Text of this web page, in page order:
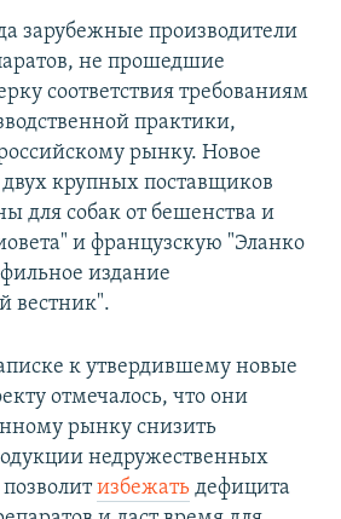
зарубежные производители
не прошедшие
соответствия требованиям
практики,
рынку. Новое
двух крупных поставщиков
для собак от бешенства и
и французскую "Эланко
издание
вестник".
к утвердившему новые
отмечалось, что они
рынку снизить
недружественных
избежать дефицита